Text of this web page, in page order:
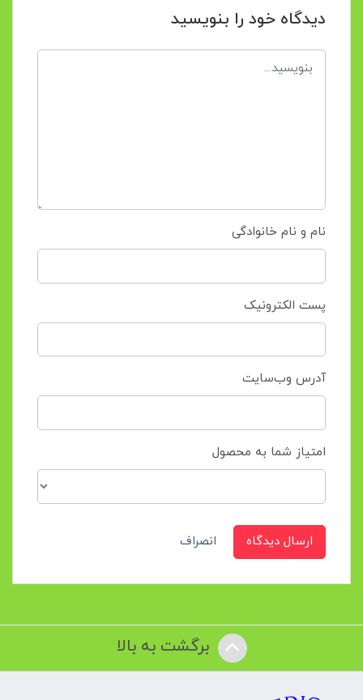
دیدگاه خود را بنویسید
نام و نام خانوادگی
پست الکترونیک
آدرس وب‌سایت
امتیاز شما به محصول
ارسال دیدگاه انصراف
برگشت به بالا